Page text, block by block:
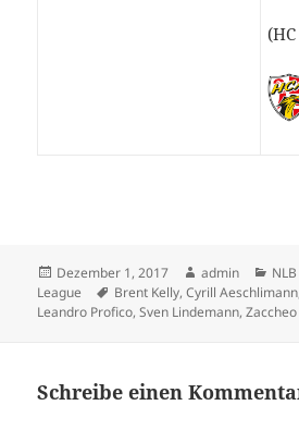
Veröffentlicht
am
Dezember 1, 2017 Autor
admin
League
Schlagwörter
Brent Kelly,Cyrill Aeschlimann
Leandro Profico,Sven Lindemann,
Schreibe einen